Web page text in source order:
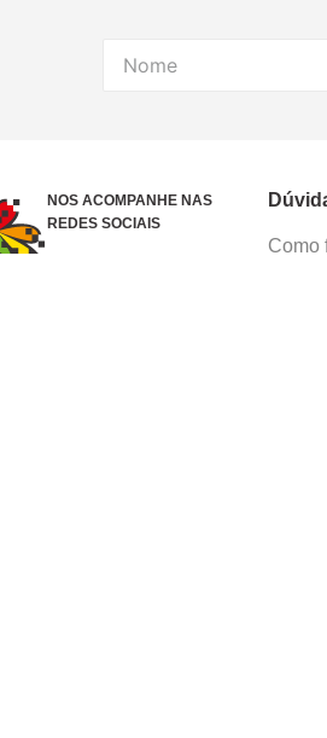
NOS ACOMPANHE NAS
REDES SOCIAIS
Como